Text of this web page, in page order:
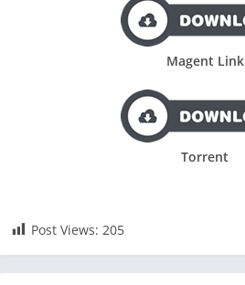
Magent Link
Torrent
Post Views: 205